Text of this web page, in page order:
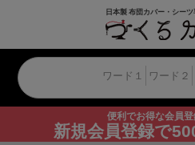
便利でお得な会員
新規会員登録で